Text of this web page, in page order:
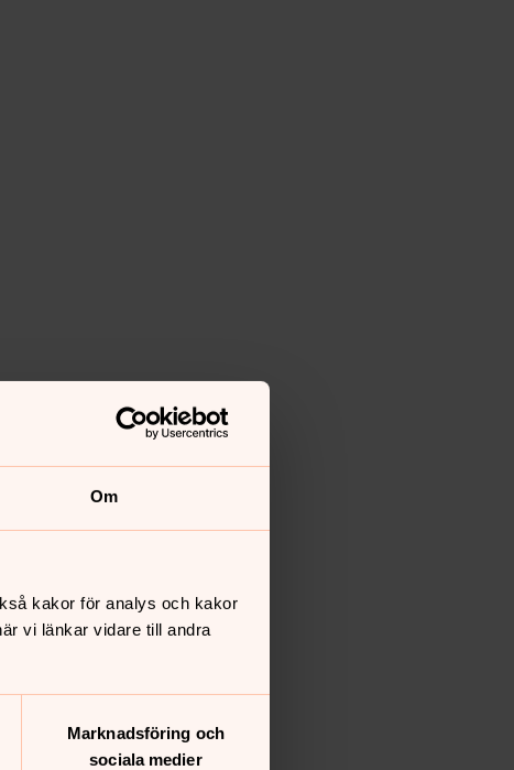
Om
kakor för analys och kakor
vi länkar vidare till andra
Marknadsföring och
sociala medier